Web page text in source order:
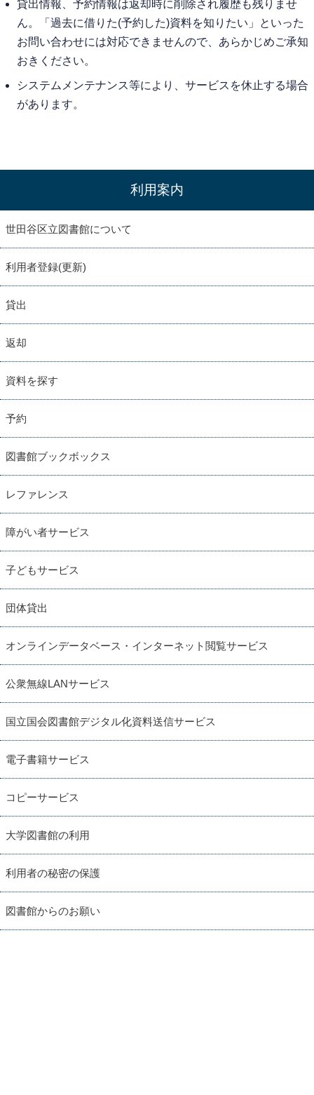
貸出情報、予約情報は返却時に削除され履歴も残りませ
ん。「過去に借りた(予約した)資料を知りたい」といった
お問い合わせには対応できませんので、あらかじめご承知
おきください。
システムメンテナンス等により、サービスを休止する場合
があります。
利用案内
世田谷区立図書館について
利用者登録(更新)
貸出
返却
資料を探す
予約
図書館ブックボックス
レファレンス
障がい者サービス
子どもサービス
団体貸出
オンラインデータベース・インターネット閲覧サービス
公衆無線LANサービス
国立国会図書館デジタル化資料送信サービス
電子書籍サービス
コピーサービス
大学図書館の利用
利用者の秘密の保護
図書館からのお願い